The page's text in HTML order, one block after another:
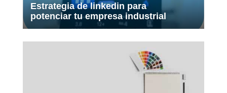
Estrategia de linkedin para
potenciar tu empresa industrial